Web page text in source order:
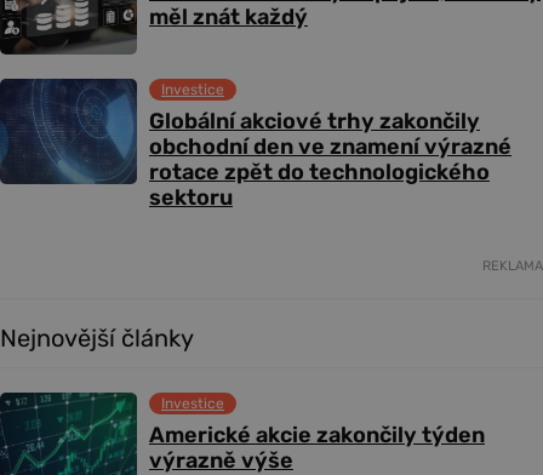
měl znát každý
Globální akciové trhy zakončily
obchodní den ve znamení výrazné
rotace zpět do technologického
sektoru
Investice
REKLAMA
Nejnovější články
Americké akcie zakončily týden
výrazně výše
Investice